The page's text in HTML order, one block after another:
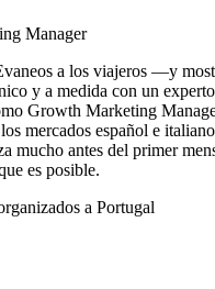
Manager
a los viajeros —y
y a medida con un
Growth Marketing
mercados español e
mucho antes del primer
es posible.
a Portugal